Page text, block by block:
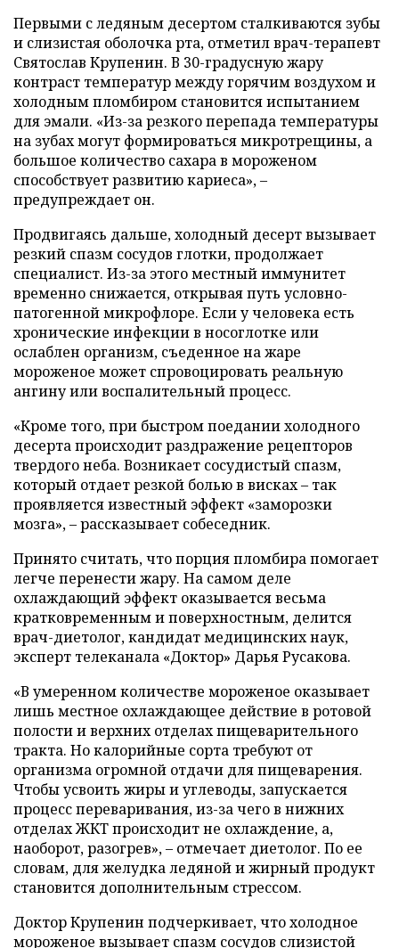
Первыми с ледяным десертом сталкиваются зубы
и слизистая оболочка рта, отметил врач-терапевт
Святослав Крупенин. В 30-градусную жару
контраст температур между горячим воздухом и
холодным пломбиром становится испытанием
для эмали. «Из-за резкого перепада температуры
на зубах могут формироваться микротрещины, а
большое количество сахара в мороженом
способствует развитию кариеса», –
предупреждает он.
Продвигаясь дальше, холодный десерт вызывает
резкий спазм сосудов глотки, продолжает
специалист. Из-за этого местный иммунитет
временно снижается, открывая путь условно-
патогенной микрофлоре. Если у человека есть
хронические инфекции в носоглотке или
ослаблен организм, съеденное на жаре
мороженое может спровоцировать реальную
ангину или воспалительный процесс.
«Кроме того, при быстром поедании холодного
десерта происходит раздражение рецепторов
твердого неба. Возникает сосудистый спазм,
который отдает резкой болью в висках – так
проявляется известный эффект «заморозки
мозга», – рассказывает собеседник.
Принято считать, что порция пломбира помогает
легче перенести жару. На самом деле
охлаждающий эффект оказывается весьма
кратковременным и поверхностным, делится
врач-диетолог, кандидат медицинских наук,
эксперт телеканала «Доктор» Дарья Русакова.
«В умеренном количестве мороженое оказывает
лишь местное охлаждающее действие в ротовой
полости и верхних отделах пищеварительного
тракта. Но калорийные сорта требуют от
организма огромной отдачи для пищеварения.
Чтобы усвоить жиры и углеводы, запускается
процесс переваривания, из-за чего в нижних
отделах ЖКТ происходит не охлаждение, а,
наоборот, разогрев», – отмечает диетолог. По ее
словам, для желудка ледяной и жирный продукт
становится дополнительным стрессом.
Доктор Крупенин подчеркивает, что холодное
мороженое вызывает спазм сосудов слизистой